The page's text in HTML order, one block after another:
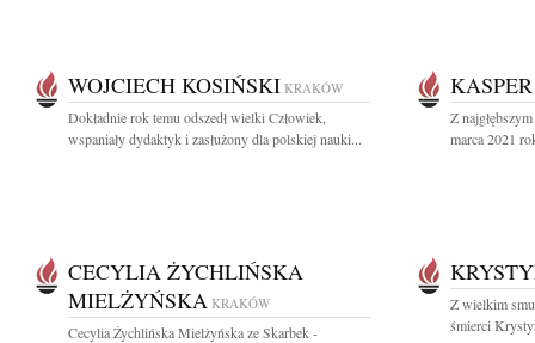
WOJCIECH KOSIŃSKI KRAKÓW
Dokładnie rok temu odszedł wielki Człowiek,
wspaniały dydaktyk i zasłużony dla polskiej nauki...
Z
marca 2021
CECYLIA ŻYCHLIŃSKA
MIELŻYŃSKA KRAKÓW
Cecylia Żychlińska Mielżyńska ze Skarbek -
Z wielkim
śmierci